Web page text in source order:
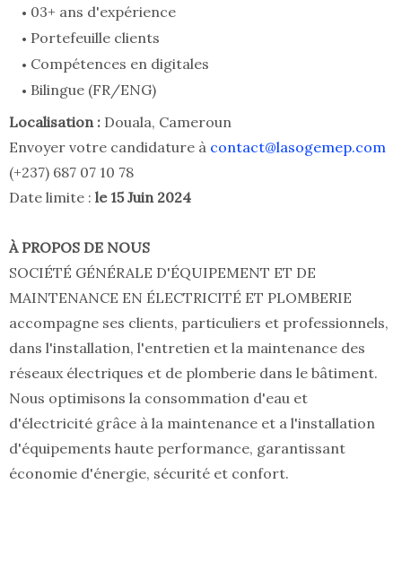
03+ ans d'expérience
Portefeuille clients
Compétences en digitales
Bilingue (FR/ENG)
Localisation : Douala, Cameroun
Envoyer votre candidature à contact@lasogemep.com
(+237) 687 07 10 78
Date limite : le 15 Juin 2024
À PROPOS DE NOUS
SOCIÉTÉ GÉNÉRALE D'ÉQUIPEMENT ET DE
MAINTENANCE EN ÉLECTRICITÉ ET PLOMBERIE
accompagne ses clients, particuliers et professionnels,
dans l'installation, l'entretien et la maintenance des
réseaux électriques et de plomberie dans le bâtiment.
Nous optimisons la consommation d'eau et
d'électricité grâce à la maintenance et a l'installation
d'équipements haute performance, garantissant
économie d'énergie, sécurité et confort.